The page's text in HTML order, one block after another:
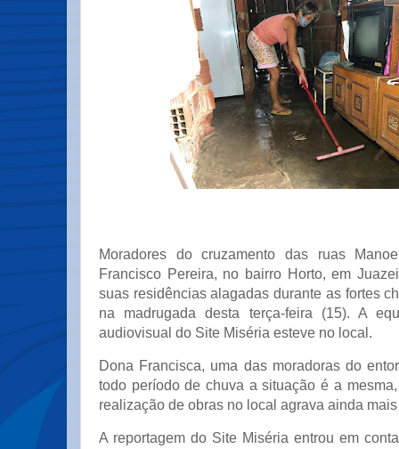
Moradores do cruzamento das ruas
Francisco Pereira, no bairro Horto, em
suas residências alagadas durante as fortes
na madrugada desta terça-feira (15). A
audiovisual do Site Miséria esteve no local.
Dona Francisca, uma das moradoras do
todo período de chuva a situação é a
realização de obras no local agrava ainda
A reportagem do Site Miséria entrou em